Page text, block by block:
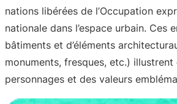
nations libérées de l’Occupation
nationale dans l’espace urbain. Ces
bâtiments et d’éléments
monuments, fresques, etc.)
personnages et des valeurs